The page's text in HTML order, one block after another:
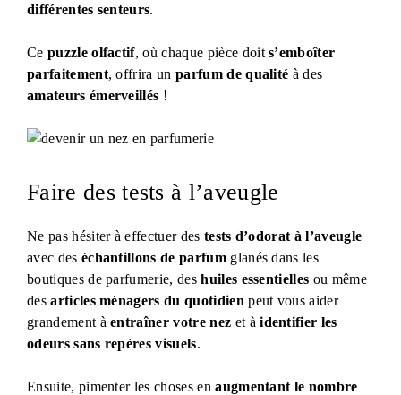
différentes senteurs.
Ce puzzle olfactif, où chaque pièce doits’emboîter
parfaitement, offrira unparfum de qualité à des
amateurs émerveillés !
Faire des tests à l’aveugle
Ne pas hésiter à effectuer des tests d’odorat à l’aveugle
avec des échantillons de parfumglanés dans les
boutiques de parfumerie, deshuiles essentielles ou même
desarticles ménagers du quotidien peut vous aider
grandement àentraîner votre nez et àidentifier les
odeurs sans repères visuels.
Ensuite, pimenter les choses enaugmentant le nombre